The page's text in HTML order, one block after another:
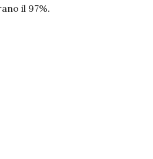
il 97%.